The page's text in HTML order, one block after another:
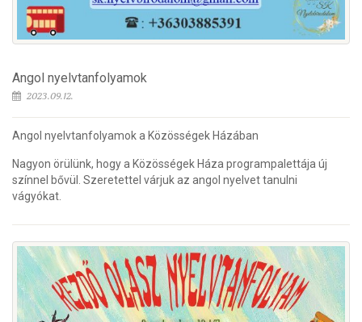
Angol nyelvtanfolyamok
2023.09.12.
Angol nyelvtanfolyamok a Közösségek Házában
Nagyon örülünk, hogy a Közösségek Háza programpalettája új
színnel bővül. Szeretettel várjuk az angol nyelvet tanulni
vágyókat.